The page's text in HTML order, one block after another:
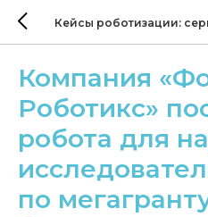
Кейсы роботизации:
Компания
Роботикс»
робота для
по